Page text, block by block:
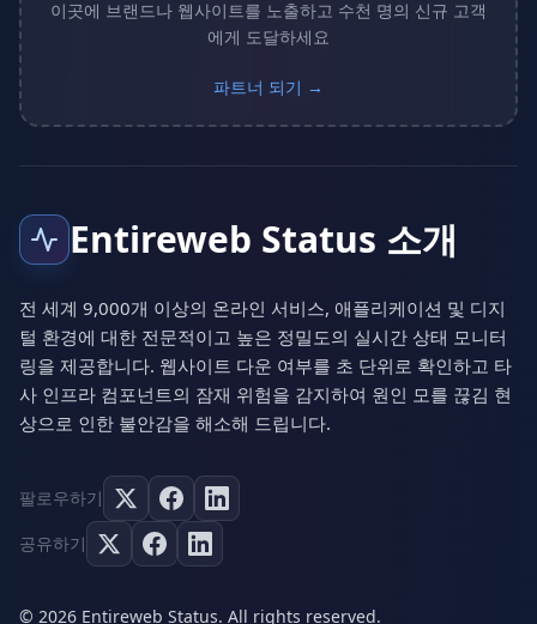
이곳에 브랜드나 웹사이트를 노출하고 수천 명의 신규 고객
에게 도달하세요
파트너 되기 →
Entireweb Status 소개
전 세계 9,000개 이상의 온라인 서비스, 애플리케이션 및 디지
털 환경에 대한 전문적이고 높은 정밀도의 실시간 상태 모니터
링을 제공합니다. 웹사이트 다운 여부를 초 단위로 확인하고 타
사 인프라 컴포넌트의 잠재 위험을 감지하여 원인 모를 끊김 현
상으로 인한 불안감을 해소해 드립니다.
팔로우하기
공유하기
© 2026 Entireweb Status. All rights reserved.